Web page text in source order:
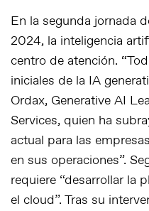
En la segunda jornada
2024, la inteligencia
centro de atención.
iniciales de la IA
Ordax, Generative AI
Services, quien ha
actual para las
en sus operaciones”.
requiere “desarrollar la
el cloud”. Tras su